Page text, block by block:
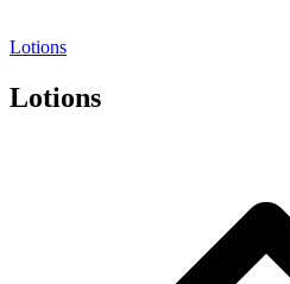
Lotions
Lotions